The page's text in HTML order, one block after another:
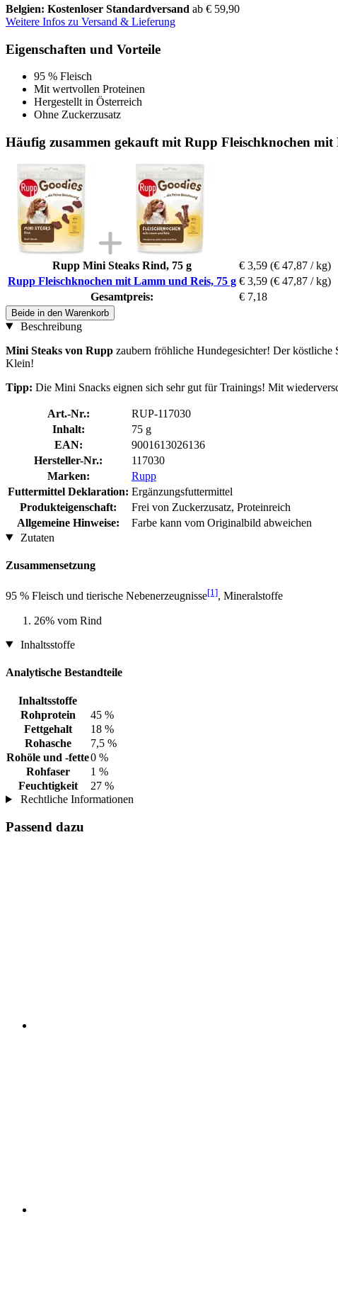
Belgien: Kostenloser Standardversand ab € 59,90
Weitere Infos zu Versand & Lieferung
Eigenschaften und Vorteile
95 % Fleisch
Mit wertvollen Proteinen
Hergestellt in Österreich
Ohne Zuckerzusatz
Häufig zusammen gekauft mit Rupp Fleischknochen mit
Rupp Mini Steaks Rind, 75 g € 3,59 (€ 47,87 / kg)
Rupp Fleischknochen mit Lamm und Reis, 75 g € 3,59 (€ 47,87 / kg)
Gesamtpreis:
€ 7,18
Beide in den Warenkorb
Beschreibung
Mini Steaks von Rupp zaubern fröhliche Hundegesichter! Der
Klein!
Tipp: Die Mini Snacks eignen sich sehr gut für Trainings! Mit
Art.-Nr.:
RUP-117030
Inhalt:
75 g
EAN:
9001613026136
Hersteller-Nr.:
117030
Marken:
Rupp
Futtermittel Deklaration: Ergänzungsfuttermittel
Produkteigenschaft:
Frei von Zuckerzusatz, Proteinreich
Allgemeine Hinweise:
Farbe kann vom Originalbild abweichen
Zutaten
Zusammensetzung
95 % Fleisch und tierische Nebenerzeugnisse[1], Mineralstoffe
26% vom Rind
Inhaltsstoffe
Analytische Bestandteile
Inhaltsstoffe
Rohprotein
45 %
Fettgehalt
18 %
Rohasche
7,5 %
Rohöle und -fette0 %
Rohfaser
1 %
Feuchtigkeit
27 %
Rechtliche Informationen
Passend dazu